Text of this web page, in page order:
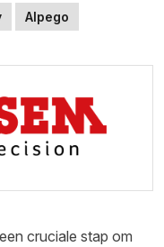
Alpego
cruciale stap om